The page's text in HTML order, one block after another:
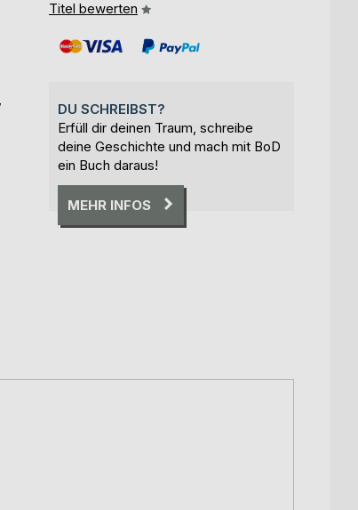
Titel bewerten
DU SCHREIBST?
Erfüll dir deinen Traum, schreibe
deine Geschichte und mach mit BoD
ein Buch daraus!
MEHR INFOS